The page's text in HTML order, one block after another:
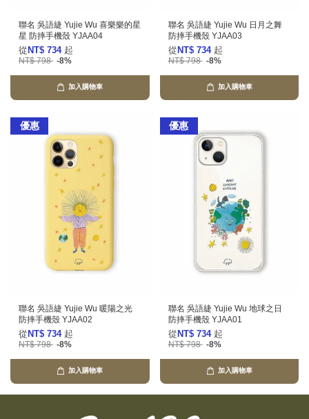
聯名 吳語緁 Yujie Wu 喜樂樂的星
星 防摔手機殼 YJAA04
從 NT$ 734 起
NT$ 798 -8%
加入購物車
聯名 吳語緁 Yujie Wu 日月之舞
防摔手機殼 YJAA03
從 NT$ 734 起
NT$ 798 -8%
加入購物車
優惠
聯名 吳語緁 Yujie Wu 暖陽之光
防摔手機殼 YJAA02
從 NT$ 734 起
NT$ 798 -8%
加入購物車
優惠
聯名 吳語緁 Yujie Wu 地球之日
防摔手機殼 YJAA01
從 NT$ 734 起
NT$ 798 -8%
加入購物車